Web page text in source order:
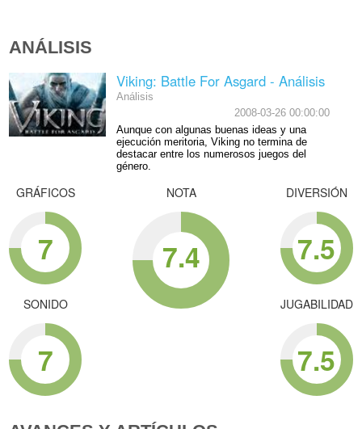
ANÁLISIS
Viking: Battle For Asgard - Análisis
Análisis
2008-03-26 00:00:00
Aunque con algunas buenas ideas y una
ejecución meritoria, Viking no termina de
destacar entre los numerosos juegos del
género.
GRÁFICOS
7
SONIDO
7
NOTA
7.4
DIVERSIÓN
7.5
JUGABILIDAD
7.5